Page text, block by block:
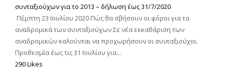
συνταξιούχων για το 2013 – δήλωση έως 31/7/2020
Πέμπτη 23 Ιουλίου 2020 Πώς θα σβήσουν οι φόροι για τα
αναδρομικά των συνταξιούχων Σε νέα εκκαθάριση των
αναδρομικών καλούνται να προχωρήσουν οι συνταξιούχοι.
Προθεσμία έως τις 31 Ιουλίου για...
290 Likes